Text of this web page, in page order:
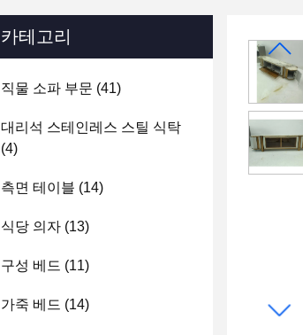
카테고리
직물 소파 부문 (41)
대리석 스테인레스 스틸 식탁
(4)
측면 테이블 (14)
식당 의자 (13)
구성 베드 (11)
가죽 베드 (14)